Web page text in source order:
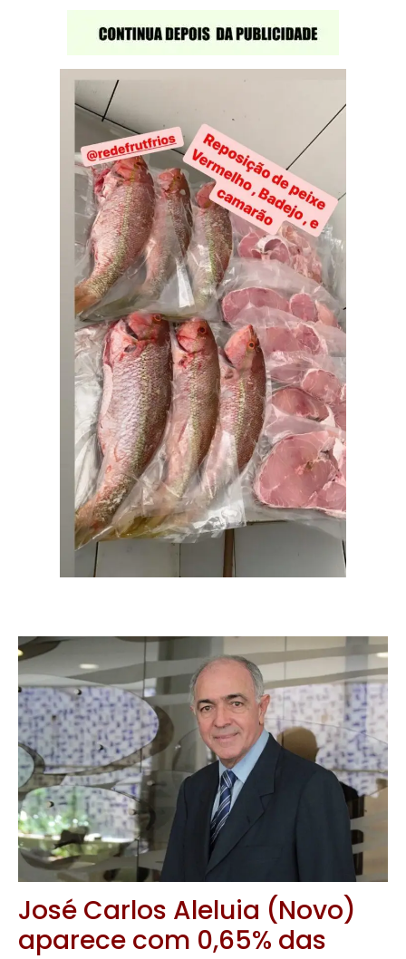
José Carlos Aleluia (Novo)
aparece com 0,65% das